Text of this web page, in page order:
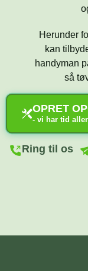
Herunder
kan
handyman
så
OPRET
- vi har tid
Ring til os